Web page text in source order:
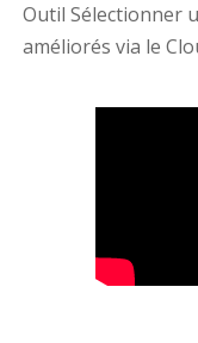
Outil Sélectionner
améliorés via le